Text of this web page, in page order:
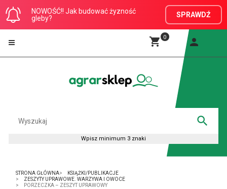
NOWOŚĆ!! Jak budować żyzność
gleby?
SPRAWDŹ
0
STRONA GŁÓWNA
KSIĄŻKI/PUBLIKACJE
ZESZYTY UPRAWOWE. WARZYWA I OWOCE
PORZECZKA – ZESZYT UPRAWOWY